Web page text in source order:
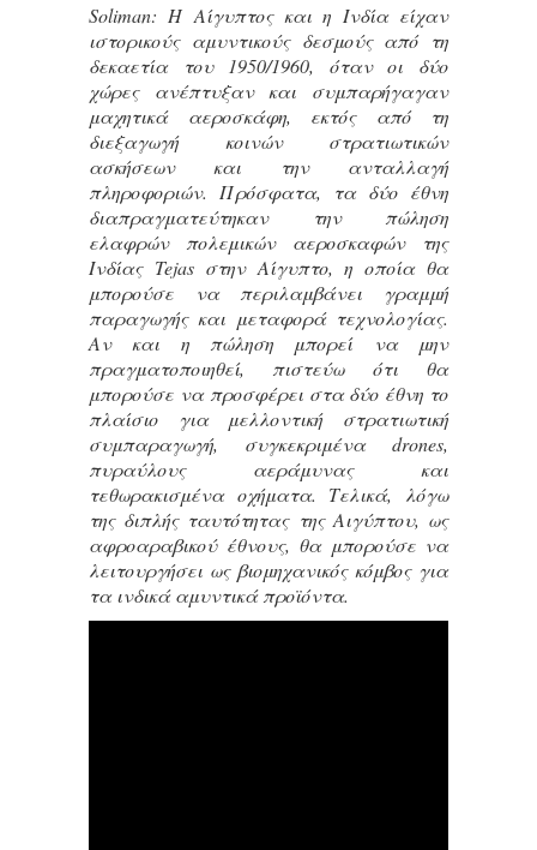
Soliman: Η Αίγυπτος και η Ινδία είχαν
ιστορικούς αμυντικούς δεσμούς από τη
δεκαετία του 1950/1960, όταν οι δύο
χώρες ανέπτυξαν και συμπαρήγαγαν
μαχητικά αεροσκάφη, εκτός από τη
διεξαγωγή κοινών στρατιωτικών
ασκήσεων και την ανταλλαγή
πληροφοριών. Πρόσφατα, τα δύο έθνη
διαπραγματεύτηκαν την πώληση
ελαφρών πολεμικών αεροσκαφών της
Ινδίας Tejas στην Αίγυπτο, η οποία θα
μπορούσε να περιλαμβάνει γραμμή
παραγωγής και μεταφορά τεχνολογίας.
Αν και η πώληση μπορεί να μην
πραγματοποιηθεί, πιστεύω ότι θα
μπορούσε να προσφέρει στα δύο έθνη το
πλαίσιο για μελλοντική στρατιωτική
συμπαραγωγή, συγκεκριμένα drones,
πυραύλους αεράμυνας και
τεθωρακισμένα οχήματα. Τελικά, λόγω
της διπλής ταυτότητας της Αιγύπτου, ως
αφροαραβικού έθνους, θα μπορούσε να
λειτουργήσει ως βιομηχανικός κόμβος για
τα ινδικά αμυντικά προϊόντα.